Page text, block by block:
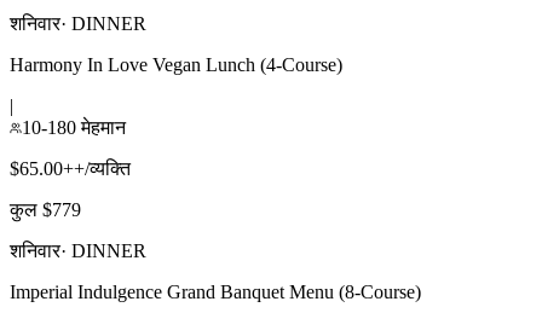
शनिवार· DINNER
Harmony In Love Vegan Lunch (4-Course)
|
10-180 मेहमान
$65.00++/व्यक्ति
कुल $779
शनिवार· DINNER
Imperial Indulgence Grand Banquet Menu (8-Course)